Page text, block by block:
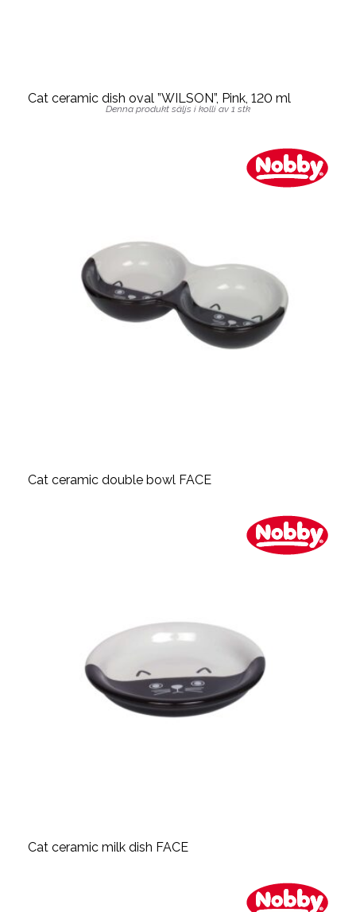
Cat ceramic dish oval ”WILSON”, Pink, 120 ml
Denna produkt säljs i kolli av 1 stk
Cat ceramic double bowl FACE
Cat ceramic milk dish FACE